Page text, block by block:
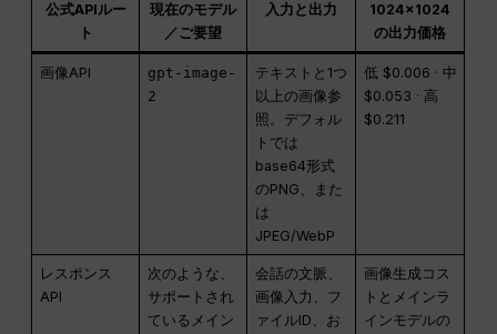
公式APIルー
ト
現在のモデル
／ご要望
入力と出力
1024×1024
の出力価格
画像API
gpt-image-
2
テキストと1つ
以上の画像参
照。デフォル
トでは
base64形式
のPNG、また
は
JPEG/WebP
低 $0.006 · 中
$0.053 · 高
$0.211
レスポンス
API
次のような、
サポートされ
ているメイン
会話の文脈、
画像入力、フ
ァイルID、お
画像生成コス
トとメインラ
インモデルの